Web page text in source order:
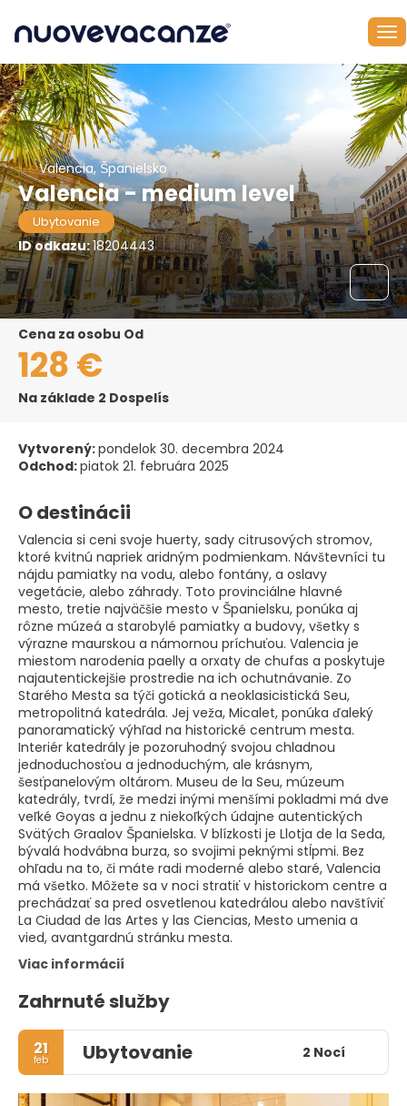
Valencia, Španielsko
Valencia - medium level
Ubytovanie
ID odkazu:18204443
Cena za osobu Od
128 €
Na základe 2 Dospelís
Vytvorený:pondelok 30. decembra 2024
Odchod:piatok 21. februára 2025
O destinácii
Valencia si ceni svoje huerty, sady citrusových stromov,
ktoré kvitnú napriek aridným podmienkam. Návštevníci tu
nájdu pamiatky na vodu, alebo fontány, a oslavy
vegetácie, alebo záhrady. Toto provinciálne hlavné
mesto, tretie najväčšie mesto v Španielsku, ponúka aj
rôzne múzeá a starobylé pamiatky a budovy, všetky s
výrazne maurskou a námornou príchuťou. Valencia je
miestom narodenia paelly a orxaty de chufas a poskytuje
najautentickejšie prostredie na ich ochutnávanie. Zo
Starého Mesta sa týči gotická a neoklasicistická Seu,
metropolitná katedrála. Jej veža, Micalet, ponúka ďaleký
panoramatický výhľad na historické centrum mesta.
Interiér katedrály je pozoruhodný svojou chladnou
jednoduchosťou a jednoduchým, ale krásnym,
šesťpanelovým oltárom. Museu de la Seu, múzeum
katedrály, tvrdí, že medzi inými menšími pokladmi má dve
veľké Goyas a jednu z niekoľkých údajne autentických
Svätých Graalov Španielska. V blízkosti je Llotja de la Seda,
bývalá hodvábna burza, so svojimi peknými stĺpmi. Bez
ohľadu na to, či máte radi moderné alebo staré, Valencia
má všetko. Môžete sa v noci stratiť v historickom centre a
prechádzať sa pred osvetlenou katedrálou alebo navštíviť
La Ciudad de las Artes y las Ciencias, Mesto umenia a
vied, avantgardnú stránku mesta.
Viac informácií
Zahrnuté služby
21
feb Ubytovanie 2 Nocí